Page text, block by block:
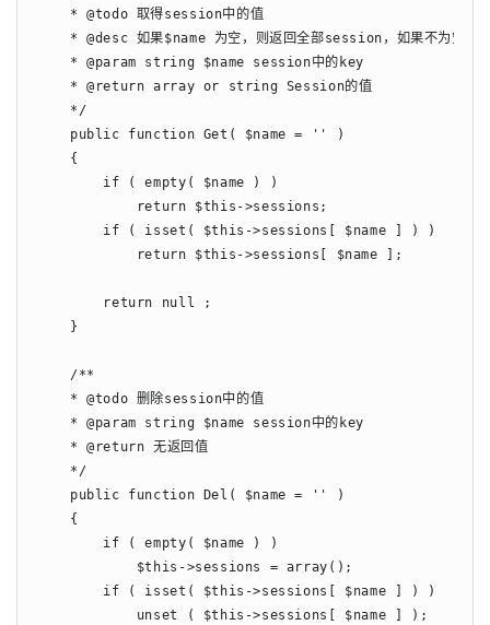
    * @todo 取得session中的值
* @desc 如果$name 为空，则返回全部session，如果不为空则
    * @param string $name session中的key
    * @return array or string Session的值
    */
    public function Get( $name = '' )
    {
        if ( empty( $name ) )
            return $this->sessions;
        if ( isset( $this->sessions[ $name ] ) )
            return $this->sessions[ $name ];
        return null ;
    }
    /**
    * @todo 删除session中的值
    * @param string $name session中的key
    * @return 无返回值
    */
    public function Del( $name = '' )
    {
        if ( empty( $name ) )
            $this->sessions = array();
        if ( isset( $this->sessions[ $name ] ) )
            unset ( $this->sessions[ $name ] );